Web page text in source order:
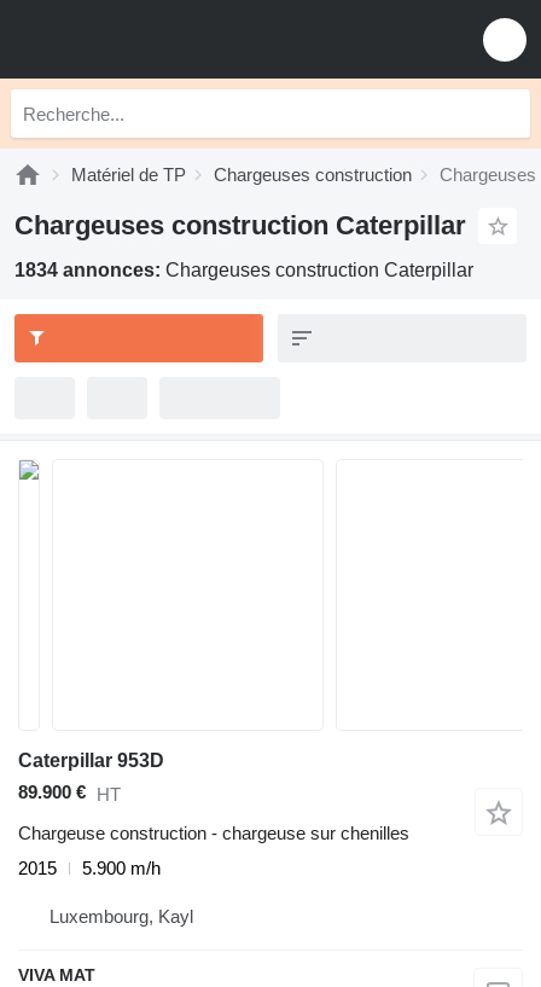
Matériel de TP Chargeuses construction Chargeuses
Chargeuses construction Caterpillar
1834 annonces: Chargeuses construction Caterpillar
Caterpillar 953D
89.900 € HT
Chargeuse construction - chargeuse sur chenilles
2015
5.900 m/h
Luxembourg, Kayl
VIVA MAT